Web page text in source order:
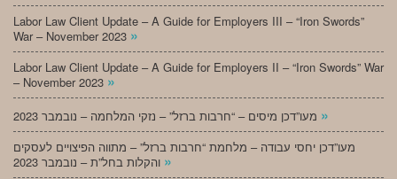
Labor Law Client Update – A Guide for Employers III – “Iron Swords”
War – November 2023 »
Labor Law Client Update – A Guide for Employers II – “Iron Swords” War
– November 2023 »
»
מעו”דכן יחסי עבודה – מלחמת “חרבות ברזל” – מתווה הפיצויים לעסקים
»